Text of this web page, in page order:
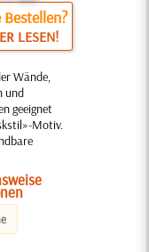
Bestellen?
LESEN!
Wände,
und
geeignet
Motiv.